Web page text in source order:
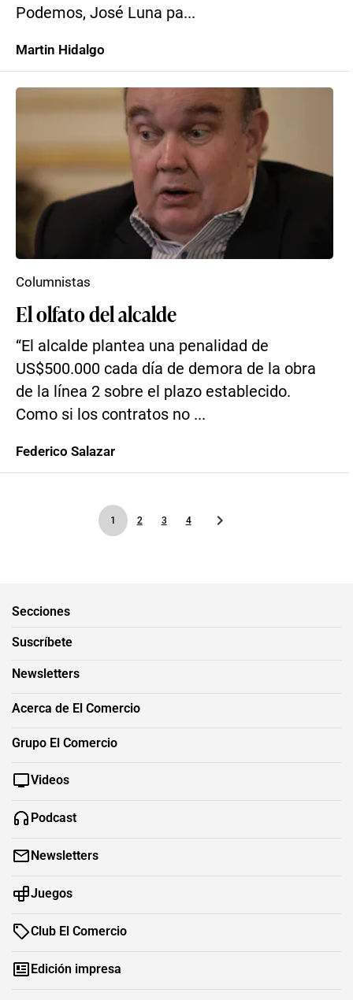
Podemos, José Luna pa...
Martin Hidalgo
El olfato del alcalde
“El alcalde plantea una penalidad de
US$500.000 cada día de demora de la obra
de la línea 2 sobre el plazo establecido.
Como si los contratos no ...
Columnistas
Federico Salazar
1 2 3 4
Secciones
Suscríbete
Newsletters
Acerca de El Comercio
Grupo El Comercio
Videos
Podcast
Newsletters
Juegos
Club El Comercio
Edición impresa